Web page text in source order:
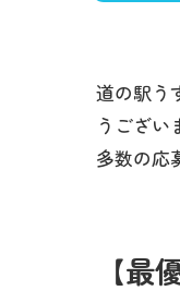
道の駅う
うござい
多数の応
【最